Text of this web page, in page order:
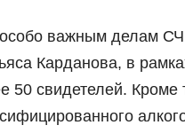
важным делам
Карданова, в
50 свидетелей.